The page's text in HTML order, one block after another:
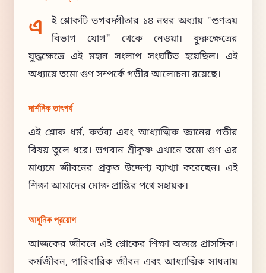
এ
ই শ্লোকটি ভগবদ্গীতার ১৪ নম্বর অধ্যায় "গুণত্রয়
বিভাগ যোগ" থেকে নেওয়া। কুরুক্ষেত্রের
যুদ্ধক্ষেত্রে এই মহান সংলাপ সংঘটিত হয়েছিল। এই
অধ্যায়ে তমো গুণ সম্পর্কে গভীর আলোচনা রয়েছে।
দার্শনিক তাৎপর্য
এই শ্লোক ধর্ম, কর্তব্য এবং আধ্যাত্মিক জ্ঞানের গভীর
বিষয় তুলে ধরে। ভগবান শ্রীকৃষ্ণ এখানে তমো গুণ এর
মাধ্যমে জীবনের প্রকৃত উদ্দেশ্য ব্যাখ্যা করেছেন। এই
শিক্ষা আমাদের মোক্ষ প্রাপ্তির পথে সহায়ক।
আধুনিক প্রয়োগ
আজকের জীবনে এই শ্লোকের শিক্ষা অত্যন্ত প্রাসঙ্গিক।
কর্মজীবন, পারিবারিক জীবন এবং আধ্যাত্মিক সাধনায়